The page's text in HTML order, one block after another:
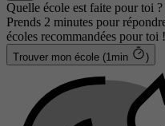
Quelle école est faite pour toi ?
Prends 2 minutes pour
écoles recommandées pour toi !
Trouver mon école (1min )